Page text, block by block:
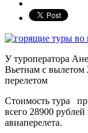
У туроператора
Вьетнам с
перелетом
Стоимость тура
всего 28900
авиаперелета.